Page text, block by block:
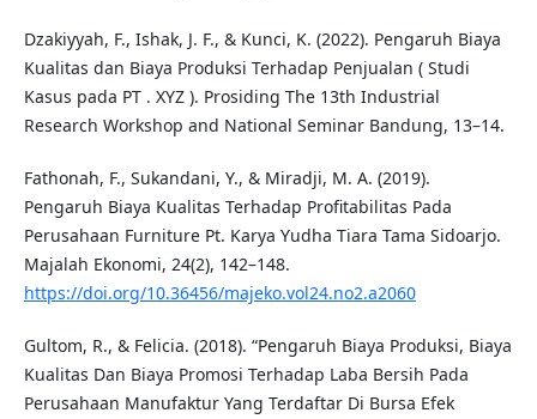
Dzakiyyah, F., Ishak, J. F., & Kunci, K. (2022). Pengaruh Biaya
Kualitas dan Biaya Produksi Terhadap Penjualan ( Studi
Kasus pada PT . XYZ ). Prosiding The 13th Industrial
Research Workshop and National Seminar Bandung, 13–14.
Fathonah, F., Sukandani, Y., & Miradji, M. A. (2019).
Pengaruh Biaya Kualitas Terhadap Profitabilitas Pada
Perusahaan Furniture Pt. Karya Yudha Tiara Tama Sidoarjo.
Majalah Ekonomi, 24(2), 142–148.
https://doi.org/10.36456/majeko.vol24.no2.a2060
Gultom, R., & Felicia. (2018). “Pengaruh Biaya Produksi, Biaya
Kualitas Dan Biaya Promosi Terhadap Laba Bersih Pada
Perusahaan Manufaktur Yang Terdaftar Di Bursa Efek